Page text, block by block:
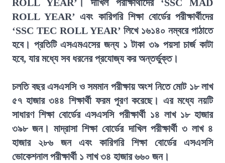
ROLL YEAR’। দাখিল পরীক্ষার্থীদের ‘SSC MAD
ROLL YEAR’ এবং কারিগরি শিক্ষা বোর্ডের পরীক্ষার্থীদের
‘SSC TEC ROLL YEAR’ লিখে ১৬১৪০ নম্বরে পাঠাতে
হবে। প্রতিটি এসএমএসের জন্য ১ টাকা ৩৯ পয়সা চার্জ কাটা
হবে, যার মধ্যে সব ধরনের প্রযোজ্য কর অন্তর্ভুক্ত।
চলতি বছর এসএসসি ও সমমান পরীক্ষায় অংশ নিতে মোট ১৮ লাখ
৫৭ হাজার ৩৪৪ শিক্ষার্থী ফরম পূরণ করেছে। এর মধ্যে নয়টি
সাধারণ শিক্ষা বোর্ডের এসএসসি পরীক্ষার্থী ১৪ লাখ ১৮ হাজার
৩৯৮ জন। মাদ্রাসা শিক্ষা বোর্ডের দাখিল পরীক্ষার্থী ৩ লাখ ৪
হাজার ২৮৬ জন এবং কারিগরি শিক্ষা বোর্ডের এসএসসি
ভোকেশনাল পরীক্ষার্থী ১ লাখ ৩৪ হাজার ৬৬০ জন।